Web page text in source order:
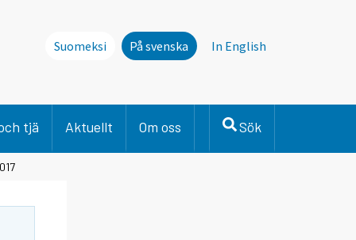
Suomeksi På svenska In English
tjä Aktuellt Om oss Sök